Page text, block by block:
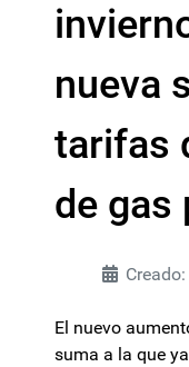
nueva
tarifas
de gas
El nuevo
suma a la que